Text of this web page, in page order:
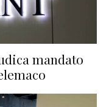
mandato